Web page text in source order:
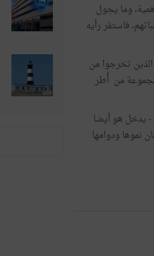
وما يجول
فاستقر رأيه
تخرجوا من
من أُطر
دخول " أفريك اينفست " - AfricInvest- كشريك في في رأس مال شركة نجارة الالمنيوم للجنوب - MAS - يدخل هو أيضا
نموها ودوامها